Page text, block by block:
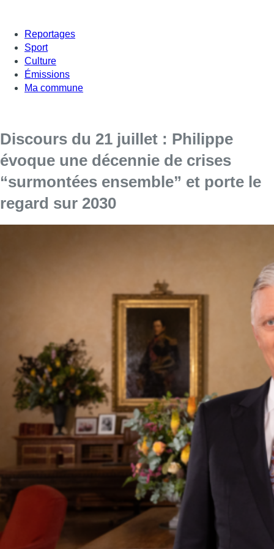
Reportages
Sport
Culture
Émissions
Ma commune
Discours du 21 juillet : Philippe
évoque une décennie de crises
“surmontées ensemble” et porte le
regard sur 2030